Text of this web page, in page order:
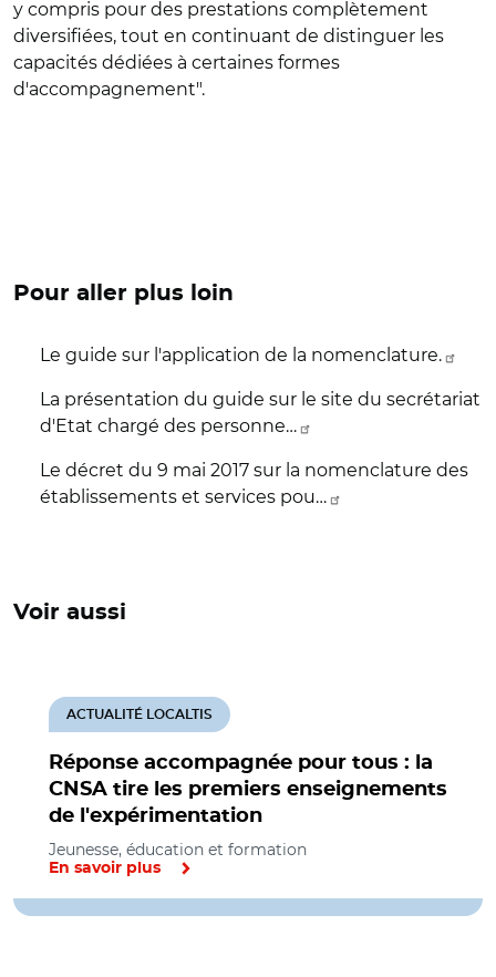
y compris pour des prestations complètement
diversifiées, tout en continuant de distinguer les
capacités dédiées à certaines formes
d'accompagnement".
Pour aller plus loin
Le guide sur l'application de la nomenclature.
La présentation du guide sur le site du secrétariat
d'Etat chargé des personne…
Le décret du 9 mai 2017 sur la nomenclature des
établissements et services pou…
Voir aussi
Réponse accompagnée pour tous : la
CNSA tire les premiers enseignements
de l'expérimentation
ACTUALITÉ LOCALTIS
Jeunesse, éducation et formation
En savoir plus